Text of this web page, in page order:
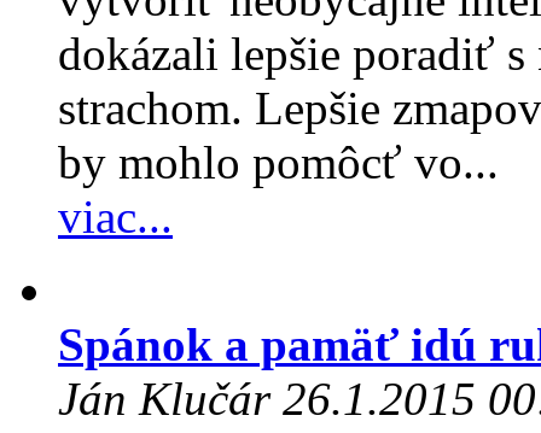
dokázali lepšie poradiť
strachom. Lepšie
by mohlo pomôcť vo...
viac...
Spánok a pamäť idú
Ján Klučár 26.1.2015